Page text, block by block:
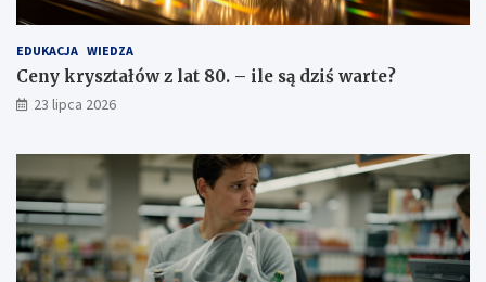
EDUKACJA WIEDZA
Ceny kryształów z lat 80. – ile są dziś warte?
23 lipca 2026